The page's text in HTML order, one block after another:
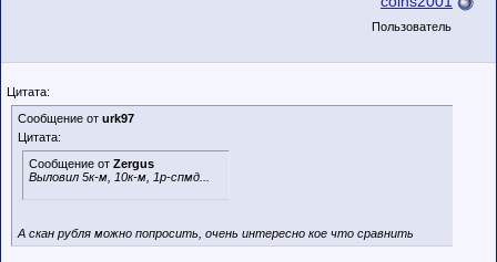
Пользователь
Цитата:
Сообщение от urk97
Цитата:
Сообщение от Zergus
Выловил 5к-м, 10к-м, 1р-спмд...
А скан рубля можно попросить, очень интересно кое что сравнить